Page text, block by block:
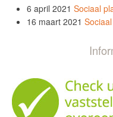
6 april 2021 Sociaal
16 maart 2021